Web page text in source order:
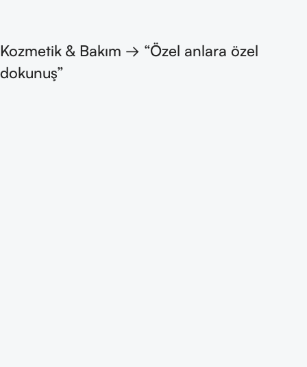
Kozmetik & Bakım → “Özel anlara özel
dokunuş”